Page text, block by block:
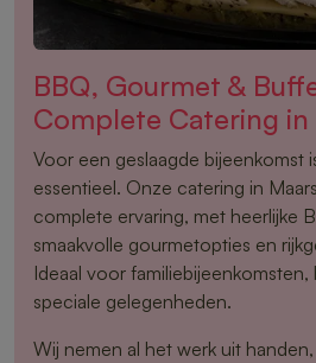
BBQ, Gourmet &
Complete Catering in
Voor een geslaagde bijeenkomst
essentieel. Onze catering in
complete ervaring, met heerlijke
smaakvolle gourmetopties en
Ideaal voor
speciale gelegenheden.
Wij nemen al het werk uit